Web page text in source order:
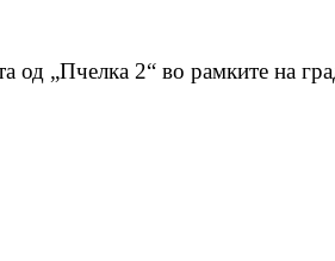
од „Пчелка 2“ во рамките на